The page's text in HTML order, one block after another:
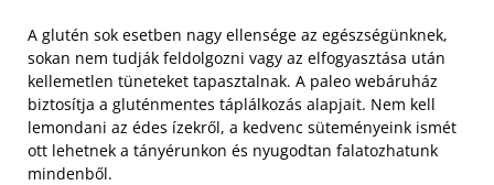
A glutén sok esetben nagy ellensége az egészségünknek,
sokan nem tudják feldolgozni vagy az elfogyasztása után
kellemetlen tüneteket tapasztalnak. A paleo webáruház
biztosítja a gluténmentes táplálkozás alapjait. Nem kell
lemondani az édes ízekről, a kedvenc süteményeink ismét
ott lehetnek a tányérunkon és nyugodtan falatozhatunk
mindenből.